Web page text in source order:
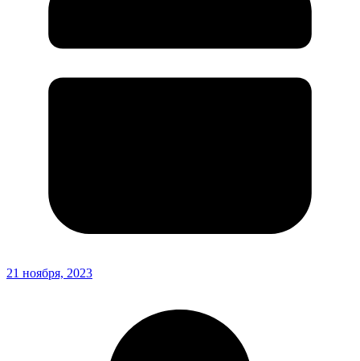
21 ноября, 2023